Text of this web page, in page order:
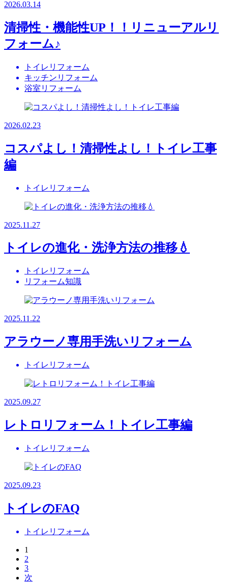
2026.03.14
清掃性・機能性UP！！リニューアルリ
フォーム♪
トイレリフォーム
キッチンリフォーム
浴室リフォーム
2026.02.23
コスパよし！清掃性よし！トイレ工事
編
トイレリフォーム
2025.11.27
トイレの進化・洗浄方法の推移💧
トイレリフォーム
リフォーム知識
2025.11.22
アラウーノ専用手洗いリフォーム
トイレリフォーム
2025.09.27
レトロリフォーム！トイレ工事編
トイレリフォーム
2025.09.23
トイレのFAQ
トイレリフォーム
1
2
3
次